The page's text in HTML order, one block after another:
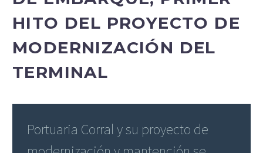
HITO DEL PROYECTO DE
MODERNIZACIÓN DEL
TERMINAL
Portuaria Corral y su proyecto de